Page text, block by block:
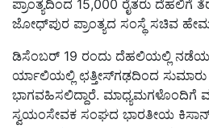
ಪ್ರಾಂತ್ಯದಿಂದ 15,000 ರೈತರು ದೆಹಲಿಗೆ
ಜೋಧ್‌ಪುರ ಪ್ರಾಂತ್ಯದ ಸಂಸ್ಥೆ ಸಚಿವ
ಡಿಸೆಂಬರ್ 19 ರಂದು ದೆಹಲಿಯಲ್ಲಿ
ರ್ಯಾಲಿಯಲ್ಲಿ ಛತ್ತೀಸ್‌ಗಢದಿಂದ ಸುಮಾರು
ಭಾಗವಹಿಸಲಿದ್ದಾರೆ. ಮಾಧ್ಯಮಗಳೊಂದಿಗೆ
ಸ್ವಯಂಸೇವಕ ಸಂಘದ ಭಾರತೀಯ